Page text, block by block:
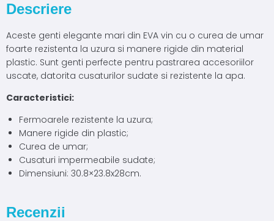
Descriere
Aceste genti elegante mari din EVA vin cu o curea de umar
foarte rezistenta la uzura si manere rigide din material
plastic. Sunt genti perfecte pentru pastrarea accesoriilor
uscate, datorita cusaturilor sudate si rezistente la apa.
Caracteristici:
Fermoarele rezistente la uzura;
Manere rigide din plastic;
Curea de umar;
Cusaturi impermeabile sudate;
Dimensiuni: 30.8×23.8x28cm.
Recenzii